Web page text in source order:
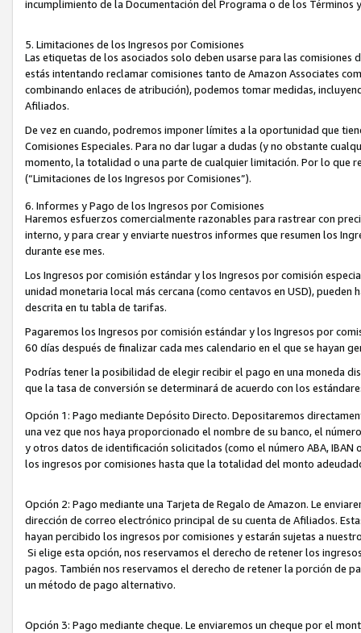
incumplimiento de la Documentación del Programa o de los Términos
5. Limitaciones de los Ingresos por Comisiones
Las etiquetas de los asociados solo deben usarse para las
estás intentando reclamar comisiones tanto de Amazon Associates
combinando enlaces de atribución), podemos tomar medidas,
Afiliados.
De vez en cuando, podremos imponer límites a la oportunidad que
Comisiones Especiales. Para no dar lugar a dudas (y no obstante
momento, la totalidad o una parte de cualquier limitación. Por lo que
(“Limitaciones de los Ingresos por Comisiones”).
6. Informes y Pago de los Ingresos por Comisiones
Haremos esfuerzos comercialmente razonables para rastrear con
interno, y para crear y enviarte nuestros informes que resumen los
durante ese mes.
Los Ingresos por comisión estándar y los Ingresos por comisión
unidad monetaria local más cercana (como centavos en USD),
descrita en tu tabla de tarifas.
Pagaremos los Ingresos por comisión estándar y los Ingresos por
60 días después de finalizar cada mes calendario en el que se hayan
Podrías tener la posibilidad de elegir recibir el pago en una moneda
que la tasa de conversión se determinará de acuerdo con los
Opción 1: Pago mediante Depósito Directo. Depositaremos
una vez que nos haya proporcionado el nombre de su banco, el
y otros datos de identificación solicitados (como el número ABA,
los ingresos por comisiones hasta que la totalidad del monto
Opción 2: Pago mediante una Tarjeta de Regalo de Amazon. Le
dirección de correo electrónico principal de su cuenta de Afiliados.
hayan percibido los ingresos por comisiones y estarán sujetas a
Si elige esta opción, nos reservamos el derecho de retener los
pagos. También nos reservamos el derecho de retener la porción de
un método de pago alternativo.
Opción 3: Pago mediante cheque. Le enviaremos un cheque por el